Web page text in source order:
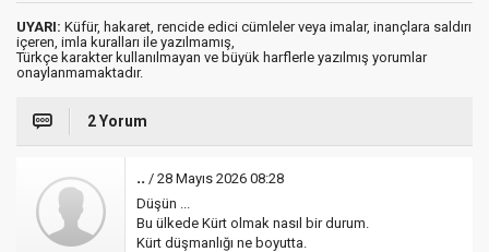
UYARI: Küfür, hakaret, rencide edici cümleler veya imalar, inançlara saldırı
içeren, imla kuralları ile yazılmamış,
Türkçe karakter kullanılmayan ve büyük harflerle yazılmış yorumlar
onaylanmamaktadır.
2 Yorum
.. / 28 Mayıs 2026 08:28
Düşün ...
Bu ülkede Kürt olmak nasıl bir durum.
Kürt düşmanlığı ne boyutta.